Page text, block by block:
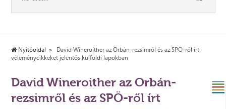
Nyitóoldal
David Wineroither az Orbán-rezsimről és az SPÖ-ről írt
véleménycikkeket jelentős külföldi lapokban
David Wineroither az Orbán-
rezsimről és az SPÖ-ről írt